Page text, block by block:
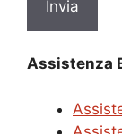
Assistenza